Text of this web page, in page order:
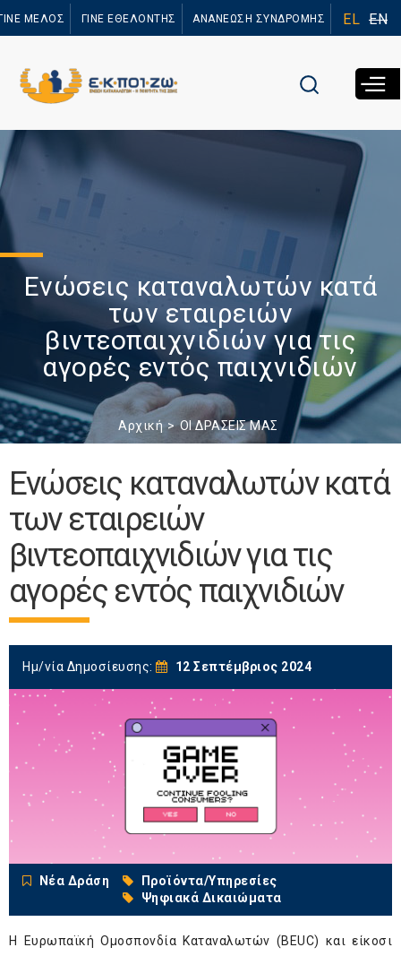
προς το
ΜΕΛΟΣ ΓΙΝΕ ΕΘΕΛΟΝΤΗΣ ΑΝΑΝΕΩΣΗ ΣΥΝΔΡΟΜΗΣ EL EN
Ενώσεις καταναλωτών κατά
των εταιρειών
βιντεοπαιχνιδιών για τις
αγορές εντός παιχνιδιών
Αρχική ΟΙ ΔΡΑΣΕΙΣ ΜΑΣ
Ενώσεις καταναλωτών κατά
των εταιρειών
βιντεοπαιχνιδιών για τις
αγορές εντός παιχνιδιών
Ημ/νία Δημοσίευσης: 12 Σεπτέμβριος 2024
Νέα Δράση
Προϊόντα/Υπηρεσίες
Ψηφιακά Δικαιώματα
Η Ευρωπαϊκή Ομοσπονδία Καταναλωτών (BEUC) και είκοσι